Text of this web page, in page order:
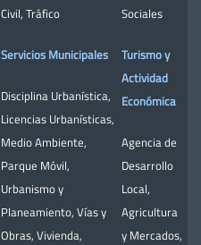
Civil, Tráfico
Servicios Municipales
Disciplina Urbanística,
Licencias Urbanísticas,
Medio Ambiente,
Parque Móvil,
Urbanismo y
Planeamiento, Vías y
Obras, Vivienda,
Sociales
Turismo y
Actividad
Económica
Agencia de
Desarrollo
Local,
Agricultura
y Mercados,